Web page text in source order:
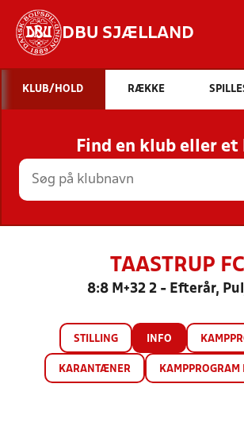
DBU SJÆLLAND
Hvad
INDHOLD
STILLINGER, RESULTATER,
HOLD
KLUB/HOLD RÆKKE
Find en klub eller et
TAASTRUP FC
8:8 M+32 2 - Efterår,
STILLING INFO
KARANTÆNER KAMPPROGRAM